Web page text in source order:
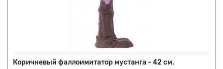
Коричневый фаллоимитатор мустанга - 42 см.